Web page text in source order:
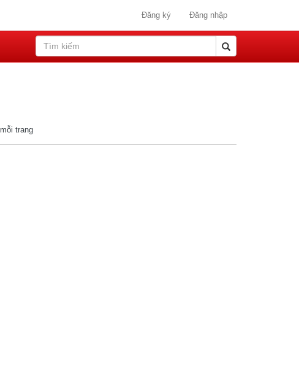
Đăng ký Đăng nhập
mỗi trang